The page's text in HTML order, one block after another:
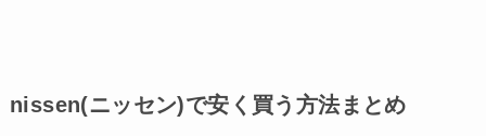
nissen(ニッセン)で安く買う方法まとめ